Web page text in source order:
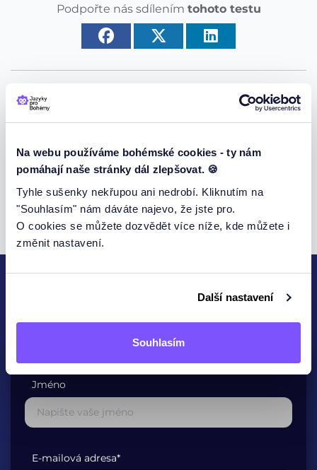
Na webu používáme bohémské cookies - ty nám
pomáhají naše stránky dál zlepšovat. 🍪
Tyhle sušenky nekřupou ani nedrobí. Kliknutím na
"Souhlasím" nám dáváte najevo, že jste pro.
O cookies se můžete dozvědět více níže, kde můžete i
změnit nastavení.
Další nastavení
Souhlasím
Podpořte nás sdílením tohoto testu
Podpořte nás recenzí na google
Zde
Za každou recenzi Vám děkujeme.
KONTAKTUJTE NÁS
Jméno
E-mailová adresa*